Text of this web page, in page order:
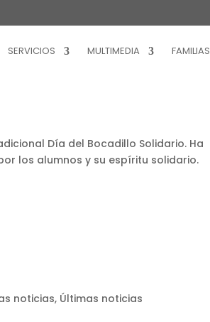
SERVICIOS MULTIMEDIA FAMILIAS
Día del Bocadillo Solidario. Ha
los alumnos y su espíritu solidario.
noticias, Últimas noticias